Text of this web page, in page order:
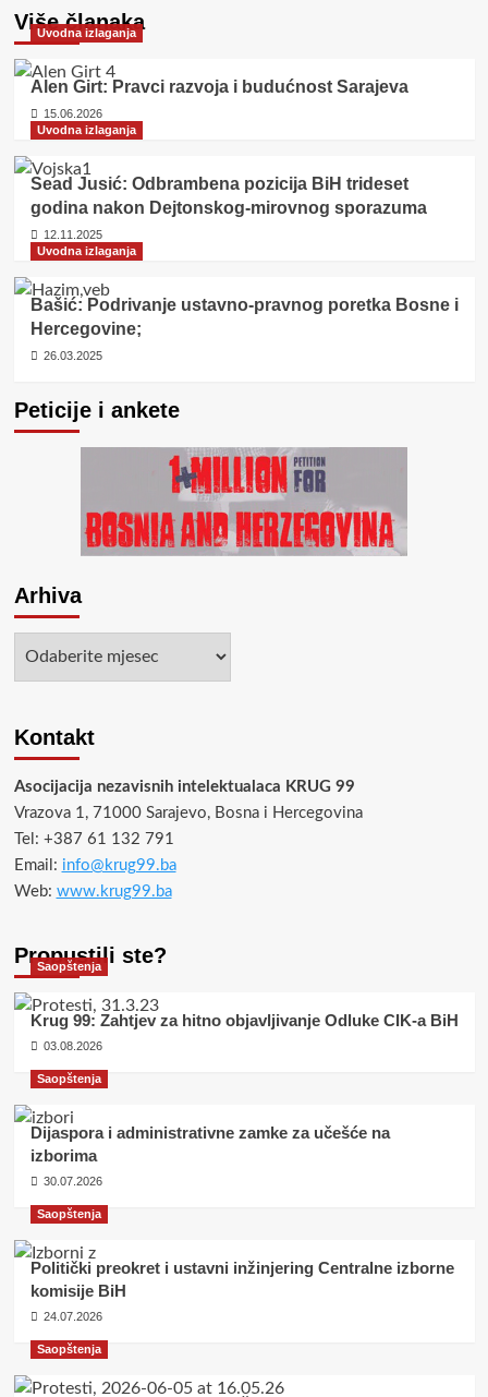
Više članaka
Uvodna izlaganja
Alen Girt: Pravci razvoja i budućnost Sarajeva
15.06.2026
Uvodna izlaganja
Sead Jusić: Odbrambena pozicija BiH trideset
godina nakon Dejtonskog-mirovnog sporazuma
12.11.2025
Uvodna izlaganja
Bašić: Podrivanje ustavno-pravnog poretka Bosne i
Hercegovine;
26.03.2025
Peticije i ankete
Arhiva
Kontakt
Asocijacija nezavisnih intelektualaca KRUG 99
Vrazova 1, 71000 Sarajevo, Bosna i Hercegovina
Tel: +387 61 132 791
Email: info@krug99.ba
Web: www.krug99.ba
Propustili ste?
Saopštenja
Krug 99: Zahtjev za hitno objavljivanje Odluke CIK-a BiH
03.08.2026
Saopštenja
Dijaspora i administrativne zamke za učešće na
izborima
30.07.2026
Saopštenja
Politički preokret i ustavni inžinjering Centralne izborne
komisije BiH
24.07.2026
Saopštenja